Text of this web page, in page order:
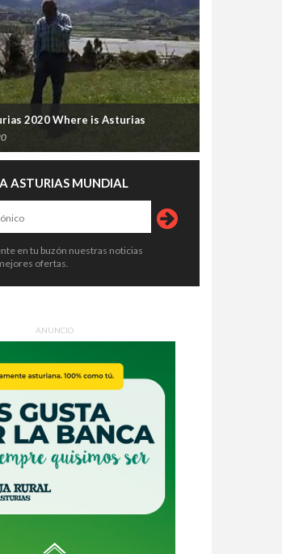
2020 Where is Asturias
ASTURIAS MUNDIAL
en tu buzón nuestras noticias
ofertas.
ANUNCIO